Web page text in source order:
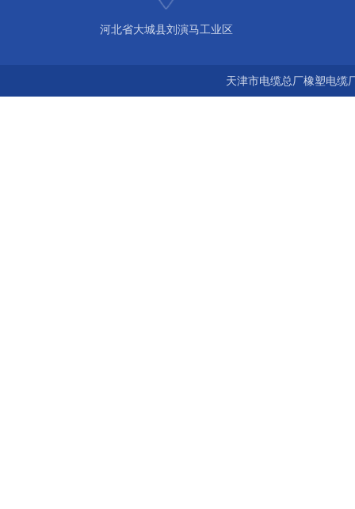
河北省大城县刘演马工业区
天津市电缆总厂橡塑电